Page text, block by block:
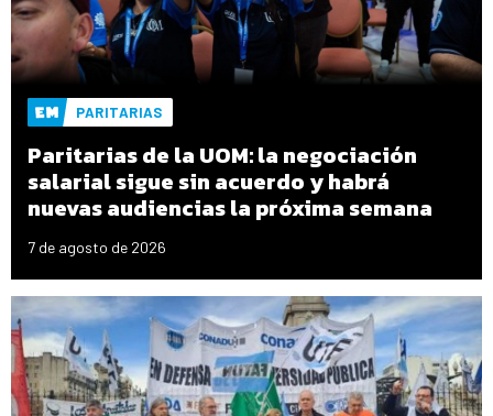
PARITARIAS
Paritarias de la UOM: la negociación
salarial sigue sin acuerdo y habrá
nuevas audiencias la próxima semana
7 de agosto de 2026